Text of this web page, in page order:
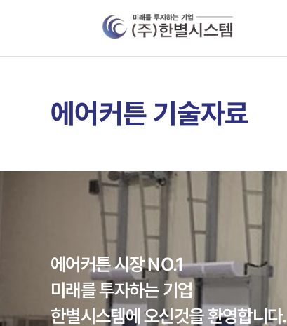
에어커튼 기술자료
에어커튼 시장 NO.1
미래를 투자하는 기업
한별시스템에 오신것을 환영합니다.